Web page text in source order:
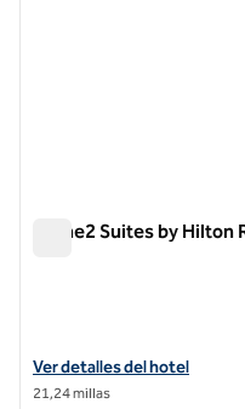
Home2 Suites by Hilton
Ver detalles del hotel para
Ver detalles del hotel
21,24 millas